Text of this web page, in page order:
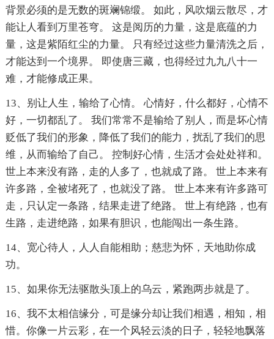
背景必须的是无数的斑斓锦缎。 如此，风吹烟云散尽，才
能让人看到万里苍穹。 这是阅历的力量，这是底蕴的力
量，这是紫陌红尘的力量。 只有经过这些力量清洗之后，
才能达到一个境界。 即使唐三藏，也得经过九九八十一
难，才能修成正果。
13、别让人生，输给了心情。 心情好，什么都好，心情不
好，一切都乱了。 我们常常不是输给了别人，而是坏心情
贬低了我们的形象，降低了我们的能力，扰乱了我们的思
维，从而输给了自己。 控制好心情，生活才会处处祥和。
世上本来没有路，走的人多了，也就成了路。 世上本来有
许多路，全被堵死了，也就没了路。 世上本来有许多路可
走，只认定一条路，结果走进了绝路。 世上有绝路，也有
生路，走进绝路，如果有胆识，也能闯出一条生路。
14、宽心待人，人人自能相助；慈悲为怀，天地助你成
功。
15、如果你无法驱散头顶上的乌云，紧跑两步就是了。
16、我不太相信缘分，可是缘分却让我们相遇，相知，相
惜。你像一片云彩，在一个风轻云淡的日子，轻轻地飘落